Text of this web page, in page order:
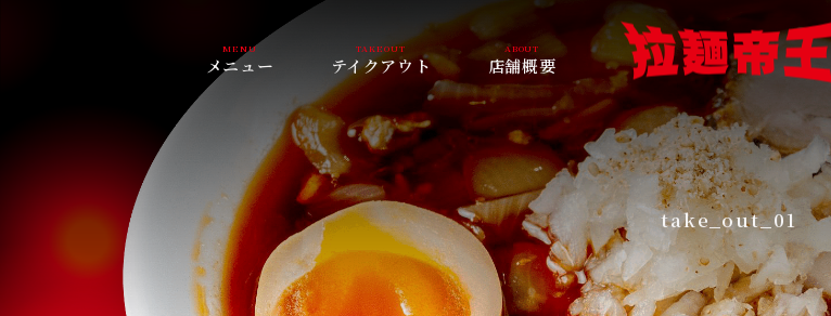
メニュー テイクアウト 店舗概要
take_out_01